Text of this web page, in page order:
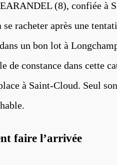
(8), confiée à
racheter après une
un bon lot à
constance dans cette
à Saint-Cloud. Seul
faire l’arrivée